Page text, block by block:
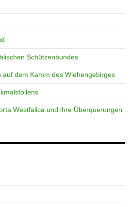
Schützenbundes
dem Kamm des Wiehengebirges
Westfalica und ihre Überquerungen